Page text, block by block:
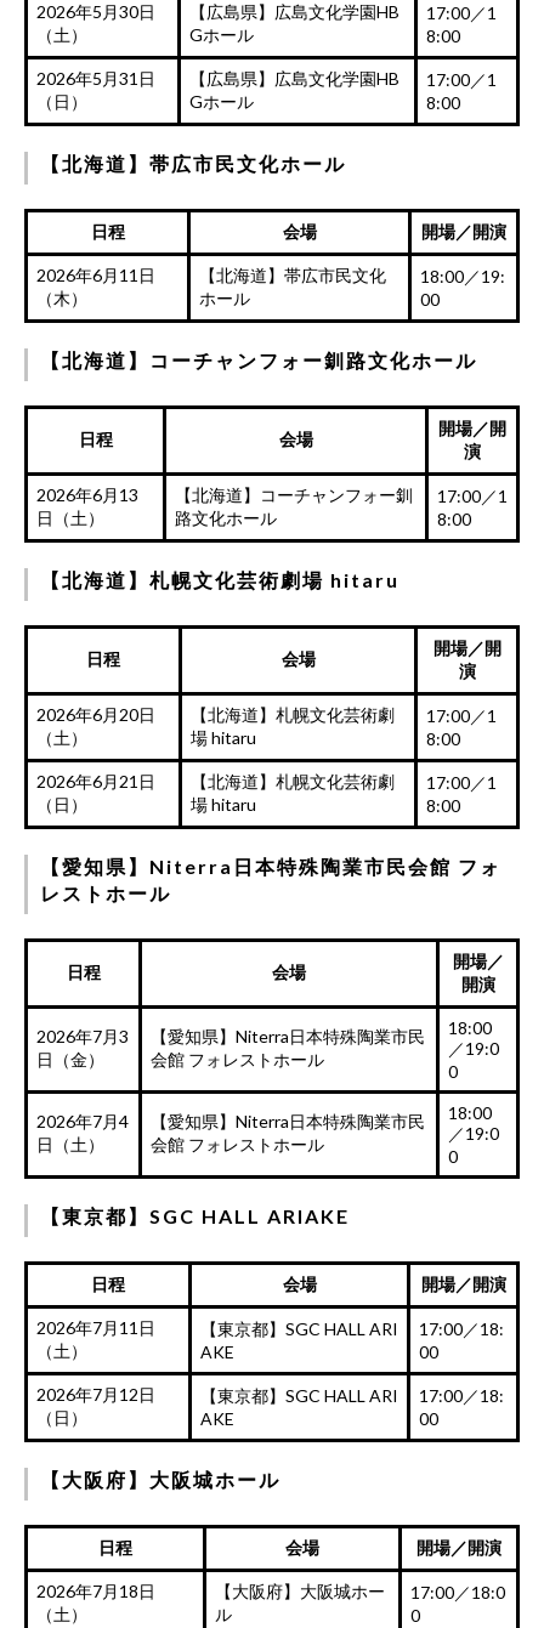
2026年5月30日
（土）
【広島県】広島文化学園HB
Gホール
17:00／1
8:00
2026年5月31日
（日）
【広島県】広島文化学園HB
Gホール
17:00／1
8:00
【北海道】帯広市民文化ホール
日程 会場 開場／開演
2026年6月11日
（木）
【北海道】帯広市民文化
ホール
18:00／19:
00
【北海道】コーチャンフォー釧路文化ホール
日程 会場
開場／開
演
2026年6月13
日（土）
【北海道】コーチャンフォー釧
路文化ホール
17:00／1
8:00
【北海道】札幌文化芸術劇場 hitaru
日程 会場
開場／開
演
2026年6月20日
（土）
【北海道】札幌文化芸術劇
場 hitaru
17:00／1
8:00
2026年6月21日
（日）
【北海道】札幌文化芸術劇
場 hitaru
17:00／1
8:00
【愛知県】Niterra日本特殊陶業市民会館 フォ
レストホール
日程 会場
開場／
開演
2026年7月3
日（金）
【愛知県】Niterra日本特殊陶業市民
会館 フォレストホール
18:00
／19:0
0
2026年7月4
日（土）
【愛知県】Niterra日本特殊陶業市民
会館 フォレストホール
18:00
／19:0
0
【東京都】SGC HALL ARIAKE
日程 会場 開場／開演
2026年7月11日
（土）
【東京都】SGC HALL ARI
AKE
17:00／18:
00
2026年7月12日
（日）
【東京都】SGC HALL ARI
AKE
17:00／18:
00
【大阪府】大阪城ホール
日程 会場 開場／開演
2026年7月18日
（土）
【大阪府】大阪城ホー
ル
17:00／18:0
0